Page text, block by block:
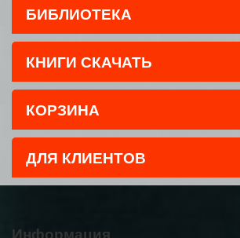
БИБЛИОТЕКА
КНИГИ СКАЧАТЬ
КОРЗИНА
ДЛЯ КЛИЕНТОВ
Информация